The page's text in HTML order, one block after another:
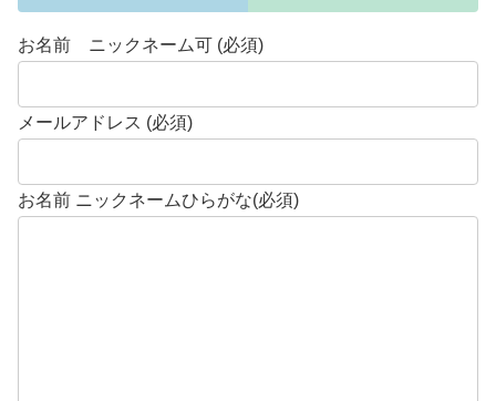
お名前 ニックネーム可 (必須)
メールアドレス (必須)
お名前 ニックネームひらがな(必須)